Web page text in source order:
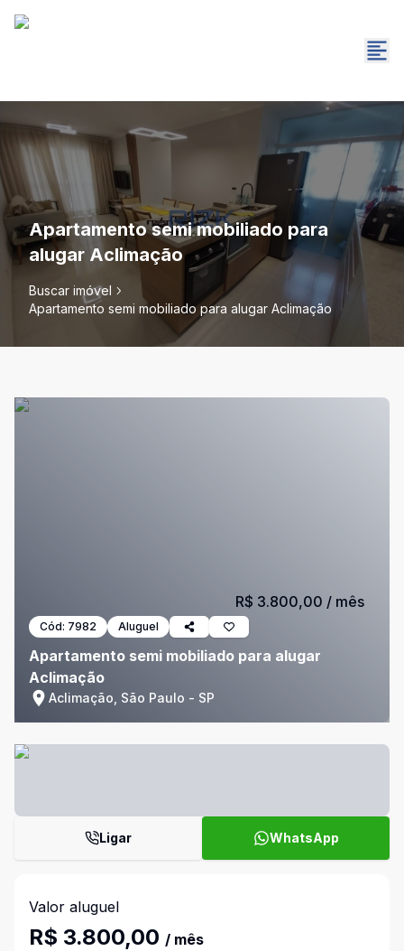
Apartamento semi mobiliado para
alugar Aclimação
Buscar imóvel
Apartamento semi mobiliado para alugar Aclimação
Cód: 7982 Aluguel
Apartamento semi mobiliado para alugar
Aclimação
Aclimação, São Paulo - SP
R$ 3.800,00 / mês
Ligar WhatsApp
Valor aluguel
R$ 3.800,00 / mês